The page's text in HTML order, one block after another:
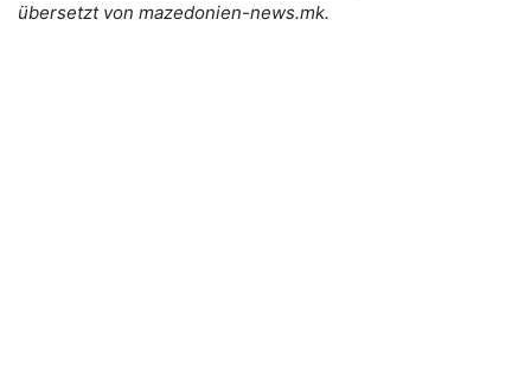
übersetzt von mazedonien-news.mk.